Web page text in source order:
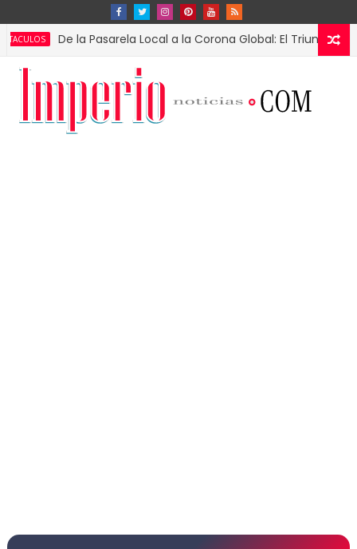
De la Pasarela Local a la Corona Global: El Triunfo de Fátima